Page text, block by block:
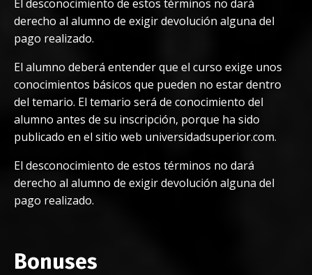
El desconocimiento de estos términos no dará
derecho al alumno de exigir devolución alguna del
pago realizado.
El alumno deberá entender que el curso exige unos
conocimientos básicos que pueden no estar dentro
del temario. El temario será de conocimiento del
alumno antes de su inscripción, porque ha sido
publicado en el sitio web universidadsuperior.com.
El desconocimiento de estos términos no dará
derecho al alumno de exigir devolución alguna del
pago realizado.
Bonuses